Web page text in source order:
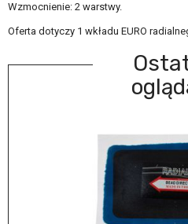
Wzmocnienie: 2 warstwy.
Oferta dotyczy 1 wkładu EURO